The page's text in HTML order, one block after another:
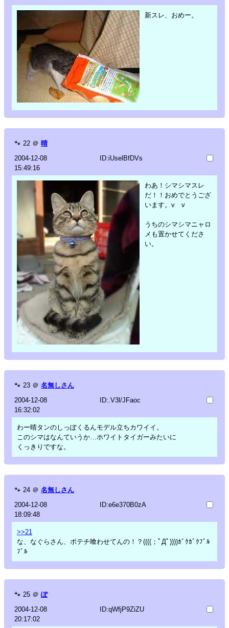
新スレ、おめー。
🐾 22 ＠ 晴
2004-12-08
15:49:16
ID:iUselBfDVs
わあ！シマシマスレ
だ！！おめでとうござ
います。v v
うちのシマシマニャロ
メも置かせてくださ
い。
🐾 23 ＠ 名無しさん
2004-12-08
16:32:02
ID:.V3l/JFaoc
わー晴タンのしっぽくるんモデル立ちカワイイ。
このシマはなんていうか…ホワイトタイガーみたいに
くっきりですな。
🐾 24 ＠ 名無しさん
2004-12-08
18:09:48
ID:e6e370B0zA
>>21
な、なぐらさん、ポテチ喰わせてんの！？((((；ﾟДﾟ))))ｶﾞｸｶﾞｸﾌﾞﾙ
ﾌﾞﾙ
🐾 25 ＠ ぽ
2004-12-08
20:17:02
ID:qWfjP9ZiZU